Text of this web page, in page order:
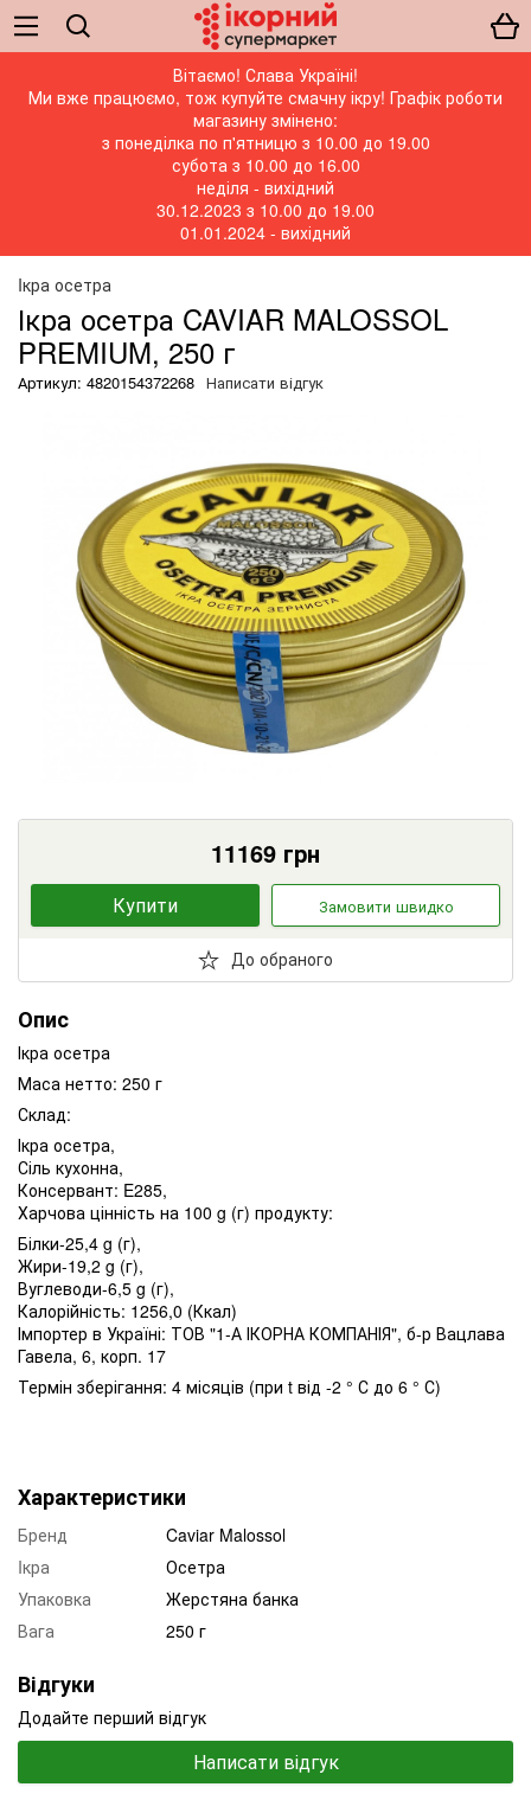
Вітаємо! Слава Україні!
Ми вже працюємо, тож купуйте смачну ікру! Графік роботи
магазину змінено:
з понеділка по п'ятницю з 10.00 до 19.00
субота з 10.00 до 16.00
неділя - вихідний
30.12.2023 з 10.00 до 19.00
01.01.2024 - вихідний
Iкра осетра
Ікра осетра CAVIAR MALOSSOL
PREMIUM, 250 г
Артикул: 4820154372268 Написати відгук
11169 грн
Купити Замовити швидко
До обраного
Опис
Ікра осетра
Маса нетто: 250 г
Склад:
Ікра осетра,
Сіль кухонна,
Консервант: E285,
Харчова цінність на 100 g (г) продукту:
Білки-25,4 g (г),
Жири-19,2 g (г),
Вуглеводи-6,5 g (г),
Калорійність: 1256,0 (Ккал)
Імпортер в Україні: ТОВ "1-А ІКОРНА КОМПАНІЯ", б-р Вацлава
Гавела, 6, корп. 17
Термін зберігання: 4 місяців (при t від -2 ° С до 6 ° С)
Характеристики
Бренд
Caviar Malossol
Iкра
Осетра
Упаковка
Жерстяна банка
Вага
250 г
Відгуки
Додайте перший відгук
Написати відгук